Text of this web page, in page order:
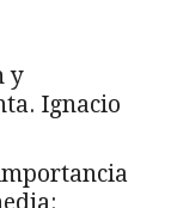
y
Ignacio